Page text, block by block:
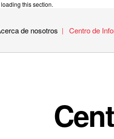
this section.
de nosotros Centro de